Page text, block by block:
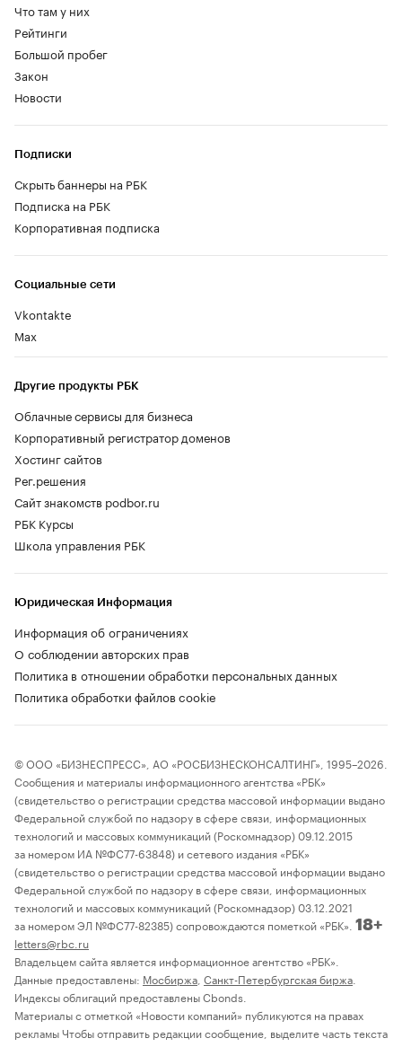
Что там у них
Рейтинги
Большой пробег
Закон
Новости
Социальные сети
Vkontakte
Max
Другие продукты РБК
Облачные сервисы для бизнеса
Корпоративный регистратор доменов
Хостинг сайтов
Рег.решения
Сайт знакомств podbor.ru
РБК Курсы
Школа управления РБК
Подписки
Скрыть баннеры на РБК
Подписка на РБК
Корпоративная подписка
Юридическая Информация
Информация об ограничениях
О соблюдении авторских прав
Политика в отношении обработки персональных данных
Политика обработки файлов cookie
© ООО «БИЗНЕСПРЕСС», АО «РОСБИЗНЕСКОНСАЛТИНГ», 1995–2026.
Сообщения и материалы информационного агентства «РБК»
(свидетельство о регистрации средства массовой информации выдано
Федеральной службой по надзору в сфере связи, информационных
технологий и массовых коммуникаций (Роскомнадзор) 09.12.2015
за номером ИА №ФС77-63848) и сетевого издания «РБК»
(свидетельство о регистрации средства массовой информации выдано
Федеральной службой по надзору в сфере связи, информационных
технологий и массовых коммуникаций (Роскомнадзор) 03.12.2021
за номером ЭЛ №ФС77-82385) сопровождаются пометкой «РБК». 18+
letters@rbc.ru
Владельцем сайта является информационное агентство «РБК».
Данные предоставлены: Мосбиржа Санкт-Петербургская биржа
Индексы облигаций предоставлены Cbonds.
Материалы с отметкой «Новости компаний» публикуются на правах
рекламы Чтобы отправить редакции сообщение, выделите часть текста